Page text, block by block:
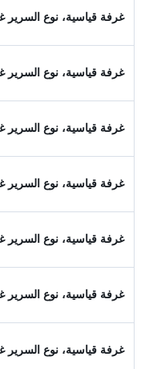
غرفة قياسية، نوع
غرفة قياسية، نوع
غرفة قياسية، نوع
غرفة قياسية، نوع
غرفة قياسية، نوع
غرفة قياسية، نوع
غرفة قياسية، نوع